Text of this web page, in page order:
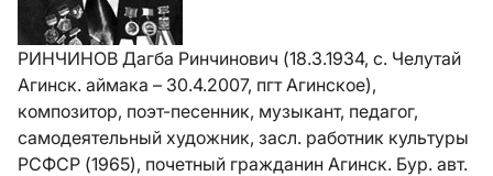
РИНЧИНОВ Дагба Ринчинович (18.3.1934, с. Челутай
Агинск. аймака – 30.4.2007, пгт Агинское),
композитор, поэт-песенник, музыкант, педагог,
самодеятельный художник, засл. работник культуры
РСФСР (1965), почетный гражданин Агинск. Бур. авт.